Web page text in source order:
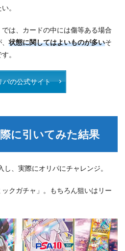
。
では、カードの中には傷等ある場合
、状態に関してはよいものが多いそ
。
パの公式サイト
に引いてみた結果
、実際にオリパにチャレンジ。
クガチャ」。もちろん狙いはリー